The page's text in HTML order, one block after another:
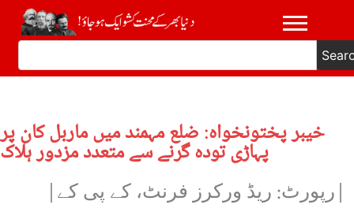
خیبر پختونخواہ: ضلع مہمند میں ماربل کان پر
پہاڑی تودہ گرنے سے متعدد مزدور ہلاک
|رپورٹ: ریڈ ورکرز فرنٹ، کے پی کے|